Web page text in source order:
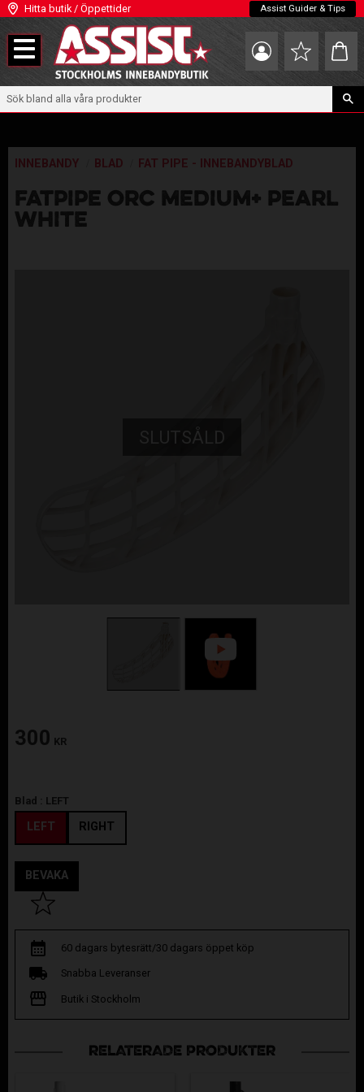
Meny
Hitta butik / Öppettider Assist Guider & Tips
Favoriter
INNEBANDY BLAD FAT PIPE - INNEBANDYBLAD
FATPIPE ORC MEDIUM+ PEARL
WHITE
SLUTSÅLD
300 KR
Blad : LEFT
LEFT RIGHT
Lägg till i favoriter
BEVAKA
60 dagars bytesrätt/30 dagars öppet köp
Snabba Leveranser
Butik i Stockholm
RELATERADE PRODUKTER